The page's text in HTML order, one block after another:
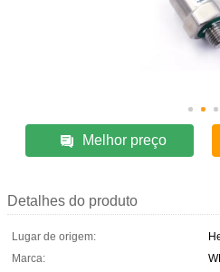
Melhor preço
Detalhes do produto
Lugar de origem:
Marca: